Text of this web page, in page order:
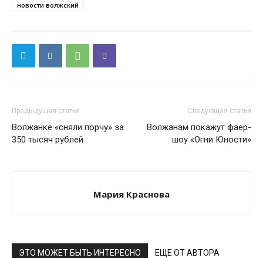
новости волжский
Предыдущая статья
Волжанке «сняли порчу» за
350 тысяч рублей
Следующая статья
Волжанам покажут фаер-
шоу «Огни Юности»
Мария Краснова
ЭТО МОЖЕТ БЫТЬ ИНТЕРЕСНО ЕЩЕ ОТ АВТОРА